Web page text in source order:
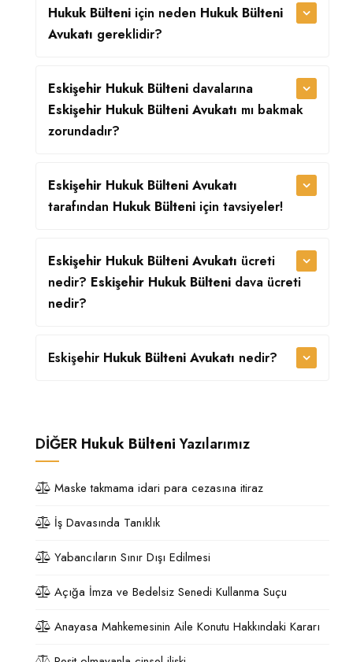
Hukuk Bülteni için neden Hukuk Bülteni
Avukatı gereklidir?
Eskişehir Hukuk Bülteni davalarına
Eskişehir Hukuk Bülteni Avukatı mı bakmak
zorundadır?
Eskişehir Hukuk Bülteni Avukatı
tarafından Hukuk Bülteni için tavsiyeler!
Eskişehir Hukuk Bülteni Avukatı ücreti
nedir? Eskişehir Hukuk Bülteni dava ücreti
nedir?
Eskişehir Hukuk Bülteni Avukatı nedir?
DİĞER Hukuk BülteniYazılarımız
Maske takmama idari para cezasına itiraz
İş Davasında Tanıklık
Yabancıların Sınır Dışı Edilmesi
Açığa İmza ve Bedelsiz Senedi Kullanma Suçu
Anayasa Mahkemesinin Aile Konutu Hakkındaki Kararı